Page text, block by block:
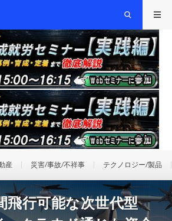
産 災害/事故/不祥事 テクノロジー/製品
飛行可能な次世代型